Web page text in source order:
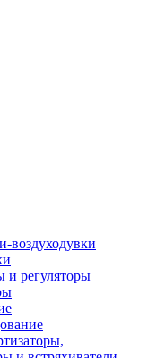
воздуходувки
и регуляторы